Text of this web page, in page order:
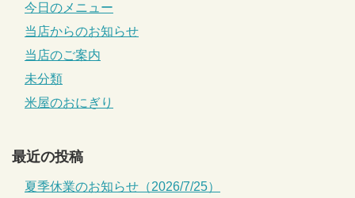
今日のメニュー
当店からのお知らせ
当店のご案内
未分類
米屋のおにぎり
最近の投稿
夏季休業のお知らせ（2026/7/25）